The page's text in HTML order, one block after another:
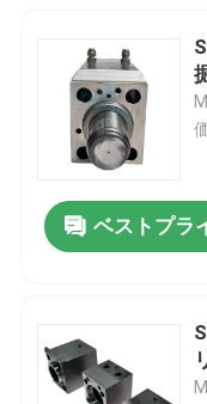
プロダクト
VRショー
私達について
品質管理
ベストプラ